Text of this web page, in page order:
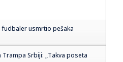
usmrtio pešaka
Srbiji: „Takva poseta